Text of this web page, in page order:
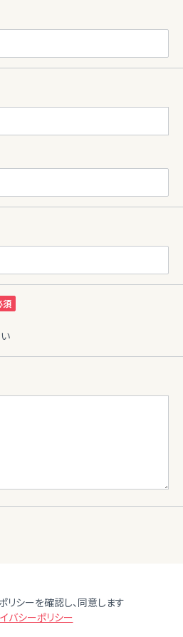
リシーを確認し、同意します
バシーポリシー